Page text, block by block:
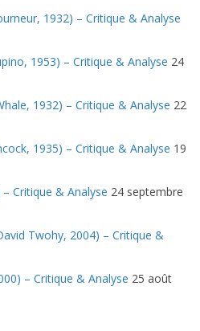
1932) – Critique & Analyse
1953) – Critique & Analyse 24
1932) – Critique & Analyse 22
1935) – Critique & Analyse 19
Critique & Analyse 24 septembre
Twohy, 2004) – Critique &
– Critique & Analyse 25 août